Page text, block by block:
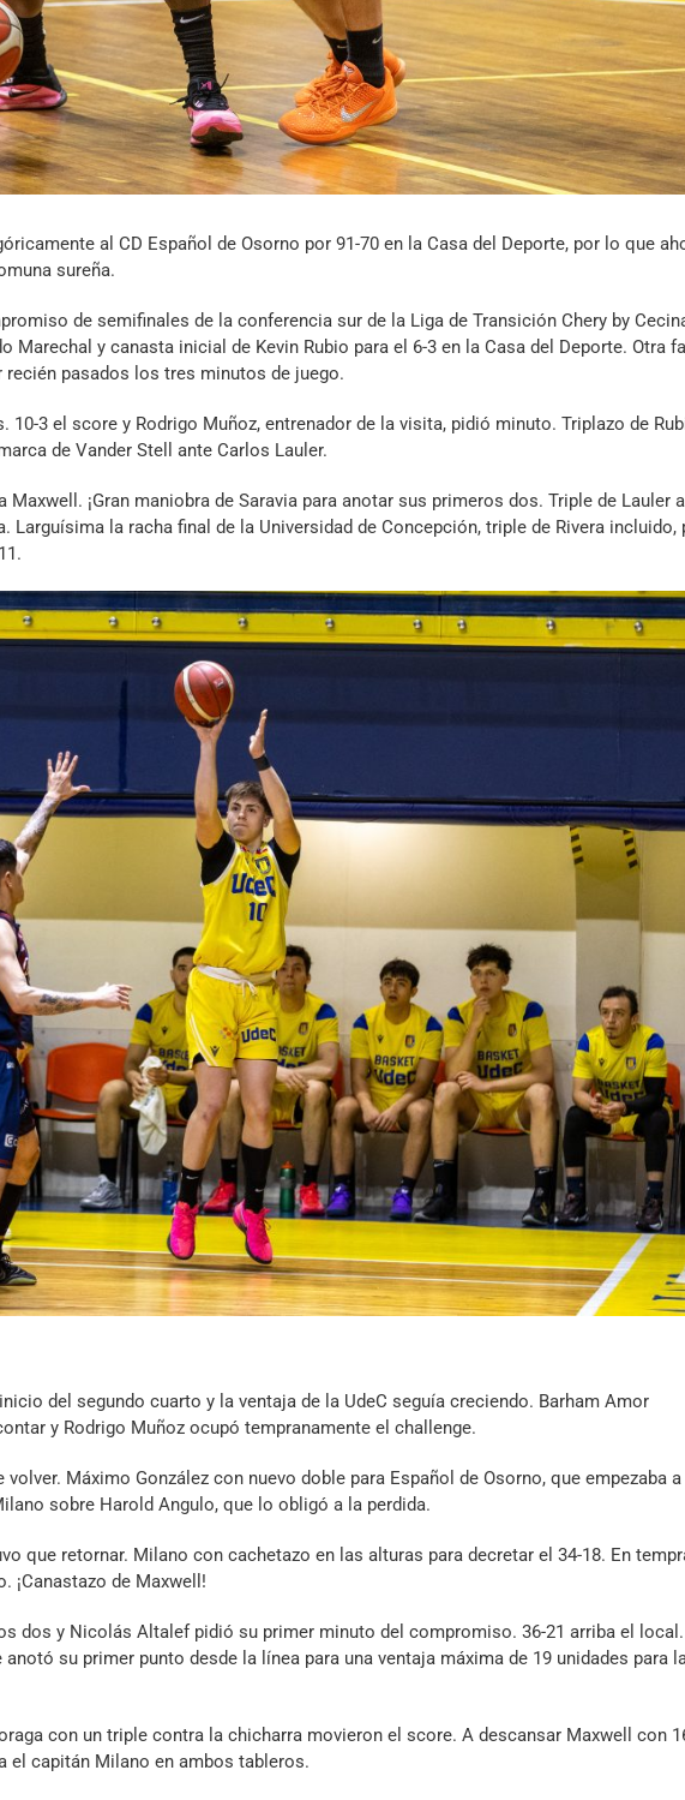
al CD Español de Osorno por 91-70 en la Casa del Deporte, por lo que
sureña.
de semifinales de la conferencia sur de la Liga de Transición Chery by
Marechal y canasta inicial de Kevin Rubio para el 6-3 en la Casa del Deporte. Otra
pasados los tres minutos de juego.
3 el score y Rodrigo Muñoz, entrenador de la visita, pidió minuto. Triplazo de
de Vander Stell ante Carlos Lauler.
¡Gran maniobra de Saravia para anotar sus primeros dos. Triple de Lauler
Larguísima la racha final de la Universidad de Concepción, triple de Rivera incluido,
del segundo cuarto y la ventaja de la UdeC seguía creciendo. Barham Amor
y Rodrigo Muñoz ocupó tempranamente el challenge.
Máximo González con nuevo doble para Español de Osorno, que empezaba a
sobre Harold Angulo, que lo obligó a la perdida.
que retornar. Milano con cachetazo en las alturas para decretar el 34-18. En
¡Canastazo de Maxwell!
dos y Nicolás Altalef pidió su primer minuto del compromiso. 36-21 arriba el local.
su primer punto desde la línea para una ventaja máxima de 19 unidades para
con un triple contra la chicharra movieron el score. A descansar Maxwell con
el capitán Milano en ambos tableros.